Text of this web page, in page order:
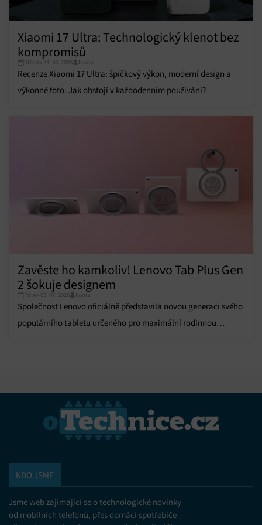
Přiřazování a kombinování údajů z jiných zdrojů
zařízení na základě automaticky přenášených
informací.
Zajištění bezpečnosti, předcházení a zjišťování
podvodů a odstraňování chyb, Poskytování a
zobrazování reklamy a obsahu, Ukládání a sdělování
Xiaomi 17 Ultra: Technologický klenot bez
kompromisů
Středa 24. 06. 2026 Ivana
Recenze Xiaomi 17 Ultra: špičkový výkon, moderní design a
výkonné foto. Jak obstojí v každodenním používání?
Zavěste ho kamkoliv! Lenovo Tab Plus Gen
2 šokuje designem
Pátek 03. 07. 2026 Ivana
Společnost Lenovo oficiálně představila novou generaci svého
populárního tabletu určeného pro maximální rodinnou
KDO JSME
Jsme web zajímající se o technologické novinky
od mobilních telefonů, přes domácí spotřebiče